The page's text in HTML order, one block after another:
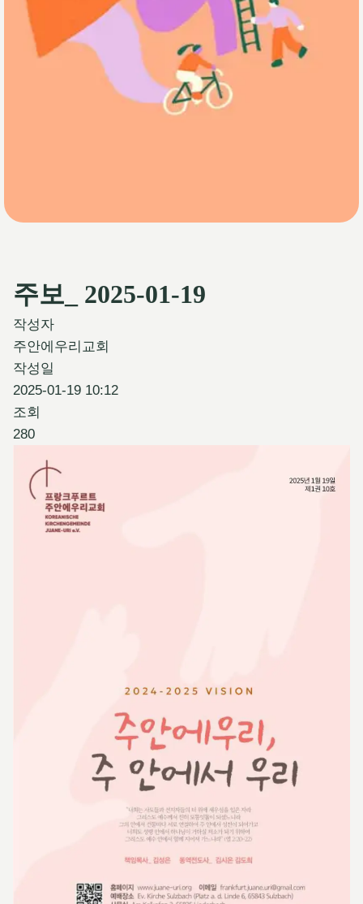
주보_ 2025-01-19
작성자
주안에우리교회
작성일
2025-01-19 10:12
조회
280